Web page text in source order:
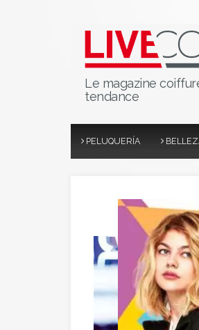
Le magazine
tendance
PELUQUERÍA